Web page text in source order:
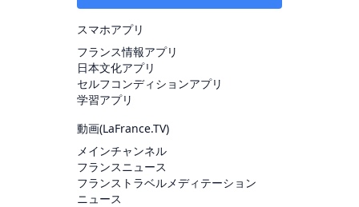
スマホアプリ
フランス情報アプリ
日本文化アプリ
セルフコンディションアプリ
学習アプリ
動画(LaFrance.TV)
メインチャンネル
フランスニュース
フランストラベルメディテーション
ニュース